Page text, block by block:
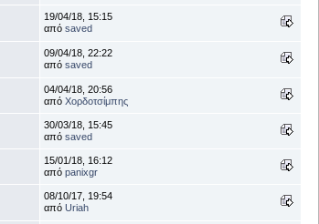
19/04/18, 15:15
από saved
09/04/18, 22:22
από saved
04/04/18, 20:56
από Χορδοτσίμπης
30/03/18, 15:45
από saved
15/01/18, 16:12
από panixgr
08/10/17, 19:54
από Uriah